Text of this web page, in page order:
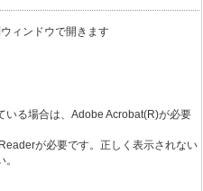
ィンドウで開きます
る場合は、Adobe Acrobat(R)が必要
が必要です。正しく表示されない
。